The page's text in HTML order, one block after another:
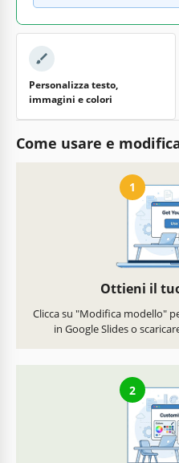
Personalizza testo,
immagini e colori
Come usare e
1
Ottieni il
Clicca su "Modifica modello"
in Google Slides o
2